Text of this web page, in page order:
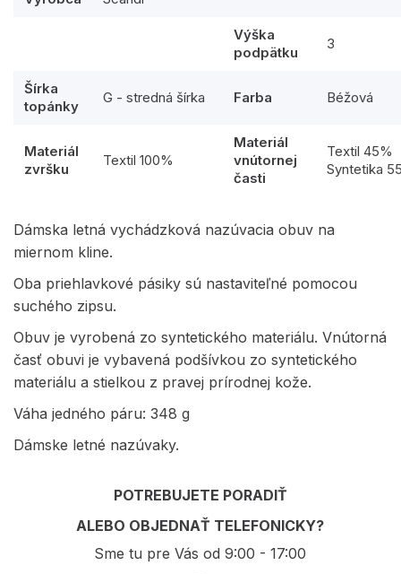
Výška
podpätku
3
Šírka
topánky
G - stredná šírka Farba Béžová
Materiál
zvršku
Textil 100%
Materiál
vnútornej
časti
Textil 45%
Syntetika
Dámska letná vychádzková nazúvacia obuv na
miernom kline.
Oba priehlavkové pásiky sú nastaviteľné pomocou
suchého zipsu.
Obuv je vyrobená zo syntetického materiálu. Vnútorná
časť obuvi je vybavená podšívkou zo syntetického
materiálu a stielkou z pravej prírodnej kože.
Váha jedného páru: 348 g
Dámske letné nazúvaky.
POTREBUJETE PORADIŤ
ALEBO OBJEDNAŤ TELEFONICKY?
Sme tu pre Vás od 9:00 - 17:00